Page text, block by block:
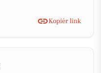
Kopiér link